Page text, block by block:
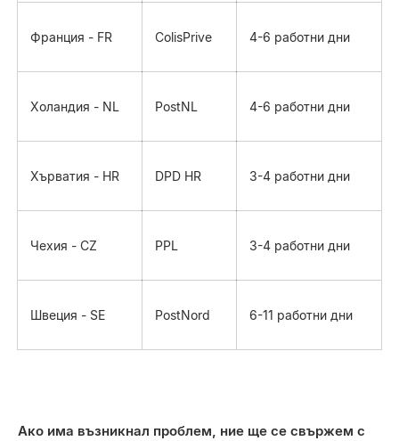
Франция - FR ColisPrive 4-6 работни дни
Холандия - NL PostNL 4-6 работни дни
Хърватия - HR DPD HR 3-4 работни дни
Чехия - CZ PPL 3-4 работни дни
Швеция - SE PostNord 6-11 работни дни
Ако има възникнал проблем, ние ще се свържем с